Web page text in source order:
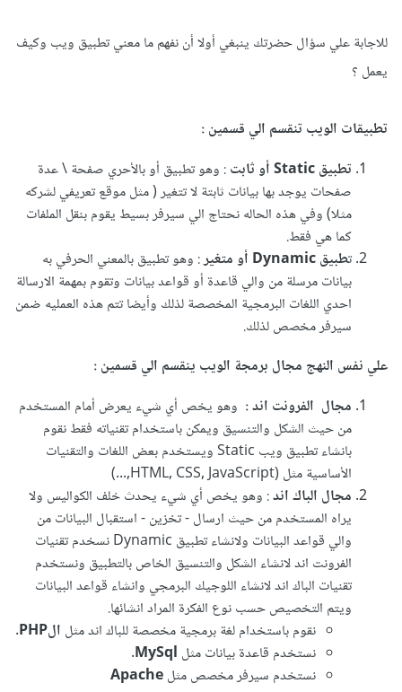
للاجابة علي سؤال حضرتك ينبغي أولا أن نفهم ما معني تطبيق ويب وكيف
يعمل ؟
تطبيقات الويب تنقسم الي قسمين
تطبيق Static أو ثابت
: وهو تطبيق أو بالأحري صفحة \ عدة
صفحات يوجد بها بيانات ثابتة لا تتغير ( مثل موقع تعريفي لشركه
مثلا) وفي هذه الحاله نحتاج الي سيرفر بسيط يقوم بنقل الملفات
كما هي فقط.
طبيق Dynamic أو متغير
: وهو تطبيق بالمعني الحرفي به
بيانات مرسلة من والي قاعدة أو قواعد بيانات وتقوم بمهمة الارسالة
احدي اللغات البرمجية المخصصة لذلك وأيضا تتم هذه العمليه ضمن
سيرفر مخصص لذلك.
علي نفس النهج مجال برمجة الويب ينقسم الي قسمين
مجال الفرونت اند : وهو يخص أي شيء يعرض أمام المستخدم
من حيث الشكل والتنسيق ويمكن باستخدام تقنياته فقط نقوم
بانشاء تطبيق ويب Static ويستخدم بعض اللغات والتقنيات
الأساسية مثل (HTML, CSS, JavaScript,...)
مجال الباك اند: وهو يخص أي شيء يحدث خلف الكواليس ولا
يراه المستخدم من حيث ارسال - تخزين - استقبال البيانات من
والي قواعد البيانات ولانشاء تطبيق Dynamic نسخدم تقنيات
الفرونت اند لانشاء الشكل والتنسيق الخاص بالتطبيق ونستخدم
تقنيات الباك اند لانشاء اللوجيك البرمجي وانشاء قواعد البيانات
ويتم التخصيص حسب نوع الفكرة المراد انشائها.
نقوم باستخدام لغة برمجية مخصصة للباك اند مثل الPHP
.
نستخدم قاعدة بيانات مثل MySql.
نستخدم سيرفر مخصص مثلApache